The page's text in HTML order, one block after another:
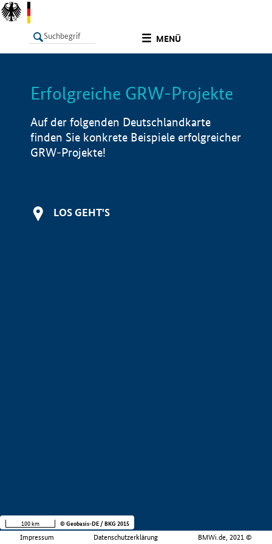
MENÜ
LISTE Info
Erfolgreiche GRW-Projekte
Auf der folgenden Deutschlandkarte
finden Sie konkrete Beispiele erfolgreicher
GRW-Projekte!
LOS GEHT'S
Impressum Datenschutzerklärung BMWi.de, 2021 ©
100 km © Geobasis-DE / BKG 2015